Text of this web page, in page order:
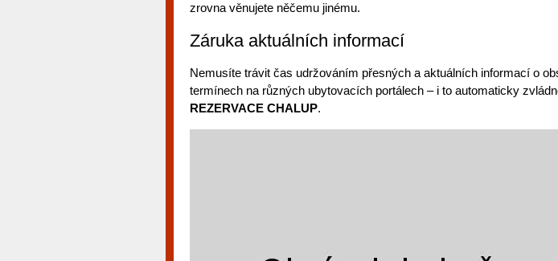
zrovna věnujete něčemu jinému.
Záruka aktuálních informací
Nemusíte trávit čas udržováním přesných a aktuálních informací o
termínech na různých ubytovacích portálech – i to automaticky
REZERVACE CHALUP.